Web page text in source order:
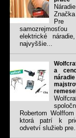
Pre
elektrické
najvyššie...
a
Robertom
ktorá patrí k
odvetví služieb